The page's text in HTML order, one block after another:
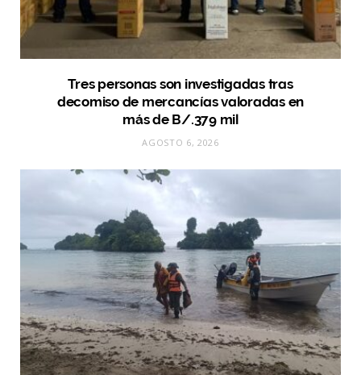
Tres personas son investigadas tras
decomiso de mercancías valoradas en
más de B/.379 mil
AGOSTO 6, 2026